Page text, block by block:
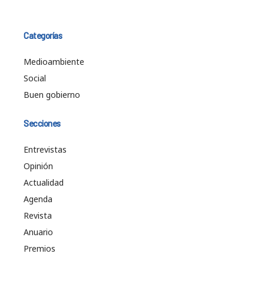
Categorías
Medioambiente
Social
Buen gobierno
Secciones
Entrevistas
Opinión
Actualidad
Agenda
Revista
Anuario
Premios